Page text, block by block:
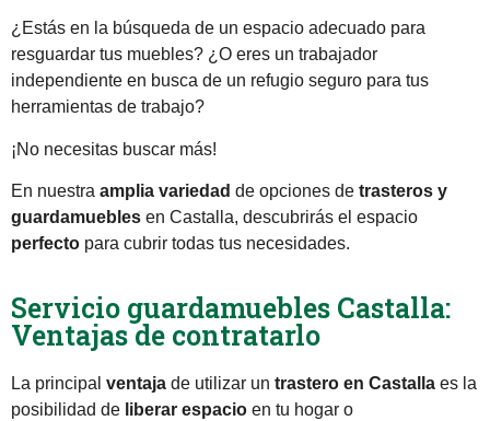
¿Estás en la búsqueda de un espacio adecuado para
resguardar tus muebles? ¿O eres un trabajador
independiente en busca de un refugio seguro para tus
herramientas de trabajo?
¡No necesitas buscar más!
En nuestra amplia variedad de opciones de trasteros y
guardamuebles en Castalla, descubrirás el espacio
perfecto para cubrir todas tus necesidades.
Servicio guardamuebles Castalla:
Ventajas de contratarlo
La principal ventaja de utilizar un trastero en Castalla es la
posibilidad de liberar espacio en tu hogar o